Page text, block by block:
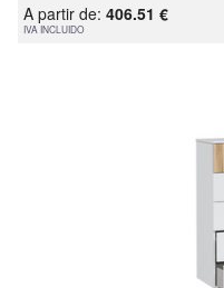
A partir de: 406.51 €
IVA INCLUIDO